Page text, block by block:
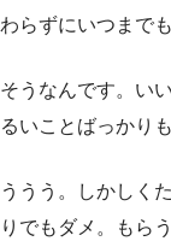
わらずにいつまで
そうなんです。い
るいことばっかり
ううう。しかしく
りでもダメ。もら